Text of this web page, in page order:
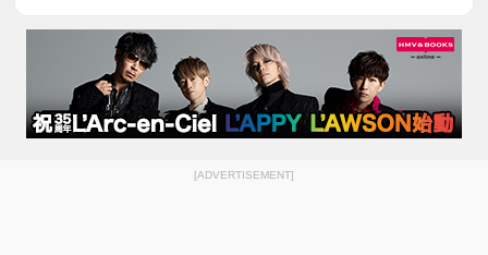
[ADVERTISEMENT]